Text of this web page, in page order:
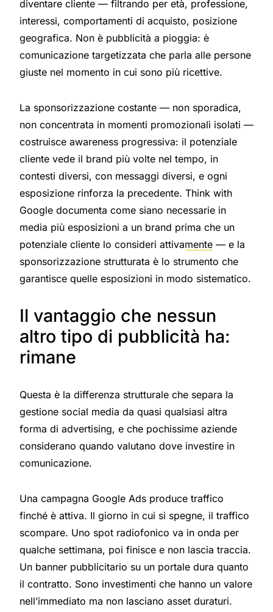
diventare cliente — filtrando per età, professione,
interessi, comportamenti di acquisto, posizione
geografica. Non è pubblicità a pioggia: è
comunicazione targetizzata che parla alle persone
giuste nel momento in cui sono più ricettive.
La sponsorizzazione costante — non sporadica,
non concentrata in momenti promozionali isolati —
costruisce awareness progressiva: il potenziale
cliente vede il brand più volte nel tempo, in
contesti diversi, con messaggi diversi, e ogni
esposizione rinforza la precedente. Think with
Google documenta come siano necessarie in
media più esposizioni a un brand prima che un
potenziale cliente lo consideri attivamente — e la
sponsorizzazione strutturata è lo strumento che
garantisce quelle esposizioni in modo sistematico.
Il vantaggio che nessun
altro tipo di pubblicità ha:
rimane
Questa è la differenza strutturale che separa la
gestione social media da quasi qualsiasi altra
forma di advertising, e che pochissime aziende
considerano quando valutano dove investire in
comunicazione.
Una campagna Google Ads produce traffico
finché è attiva. Il giorno in cui si spegne, il traffico
scompare. Uno spot radiofonico va in onda per
qualche settimana, poi finisce e non lascia traccia.
Un banner pubblicitario su un portale dura quanto
il contratto. Sono investimenti che hanno un valore
nell’immediato ma non lasciano asset duraturi.